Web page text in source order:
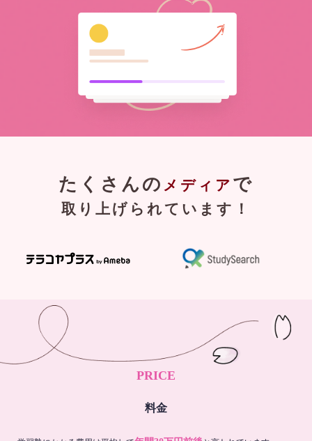
たくさんの メディア で
取り上げられています！
PRICE
料金